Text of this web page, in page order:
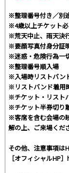
※整理番号付き／別
※4歳以上チケット
※荒天中止、雨天決
※要顔写真付身分証
※迷惑・危険行為一
※整理番号順入場
※入場時リストバン
※リストバンド着用
※チケット・リスト
※チケット半券切り
※客席を含む会場の
解の上、ご来場くだ
その他、注意事項は
［オフィシャルHP